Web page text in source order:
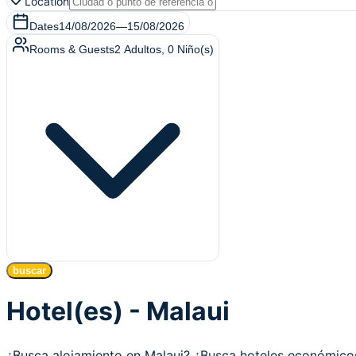
Dates14/08/2026—15/08/2026
Rooms & Guests2 Adultos 0 Niño(s)
buscar
Hotel(es) - Malaui